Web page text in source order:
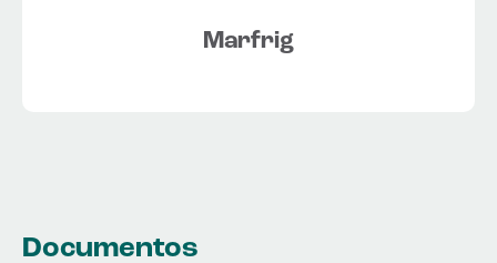
Marfrig​
Documentos